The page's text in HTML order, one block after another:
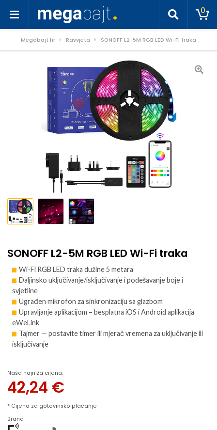
0
Megabajt.hr Rasvjeta SONOFF L2-5M RGB LED Wi-Fi traka
SONOFF L2-5M RGB LED Wi-Fi traka
Wi-Fi RGB LED traka dužine 5 metara
Daljinsko uključivanje/isključivanje i podešavanje boje i
svjetline
Ugrađen mikrofon za sinkronizaciju sa glazbom
Upravljanje aplikacijom – besplatna iOS i Android aplikacija
eWeLink
Tajmer — postavite timer ili mjerač vremena za uključivanje ili
isključivanje
Naša najniža cijena:
42,24 €
* Cijena za gotovinsko plaćanje
Brand